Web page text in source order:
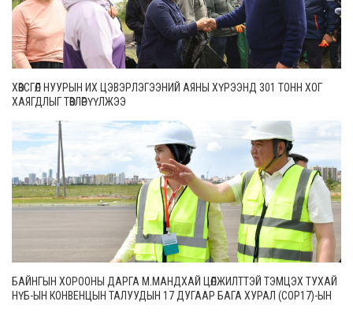
ХӨВСГӨЛ НУУРЫН ИХ ЦЭВЭРЛЭГЭЭНИЙ АЯНЫ ХҮРЭЭНД 301 ТОНН ХОГ
ХАЯГДЛЫГ ТӨВЛӨРҮҮЛЖЭЭ
БАЙНГЫН ХОРООНЫ ДАРГА М.МАНДХАЙ ЦӨЛЖИЛТТЭЙ ТЭМЦЭХ ТУХАЙ
НҮБ-ЫН КОНВЕНЦЫН ТАЛУУДЫН 17 ДУГААР БАГА ХУРАЛ (СОР17)-ЫН